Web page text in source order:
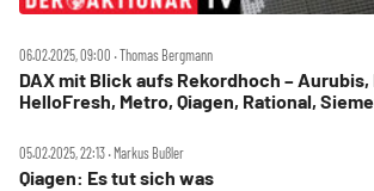
06.02.2025, 09:00 ‧ Thomas Bergmann
DAX mit Blick aufs Rekordhoch – Aurubis,
HelloFresh, Metro, Qiagen, Rational,
05.02.2025, 22:13 ‧ Markus Bußler
Qiagen: Es tut sich was